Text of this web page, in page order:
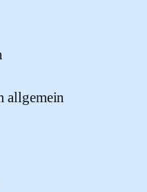
allgemein